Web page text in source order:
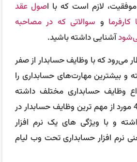
لازم است که با اصول عقد
کارفرما و سوالاتی که در مصاحبه
آشنایی داشته باشید.
می‌رود که با وظایف حسابدار از صفر
و بیشترین مهارت‌های حسابداری را
وظایف حسابداری مختلف داشته
باشید. در ادامه، به 4 مورد از مهم‌ ترین وظایف حسابدار در
داشته و با ویژگی های یک نرم افزار
نرم افزار حسابداری تحت وب لیام